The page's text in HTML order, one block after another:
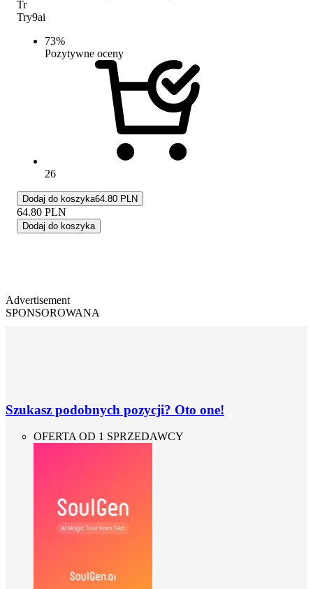
Tr
Try9ai
73%
Pozytywne oceny
26
Dodaj do koszyka64.80 PLN
64.80 PLN
Dodaj do koszyka
Advertisement
SPONSOROWANA
Szukasz podobnych pozycji? Oto one!
OFERTA OD 1 SPRZEDAWCY